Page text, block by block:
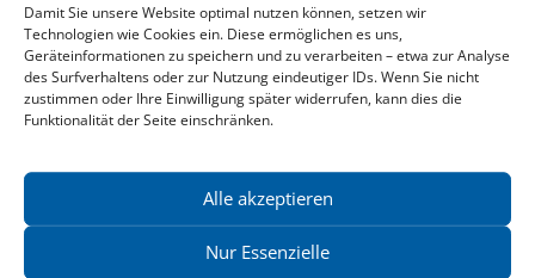
Damit Sie unsere Website optimal nutzen können, setzen wir
Technologien wie Cookies ein. Diese ermöglichen es uns,
Geräteinformationen zu speichern und zu verarbeiten – etwa zur Analyse
des Surfverhaltens oder zur Nutzung eindeutiger IDs. Wenn Sie nicht
zustimmen oder Ihre Einwilligung später widerrufen, kann dies die
Funktionalität der Seite einschränken.
Alle akzeptieren
Nur Essenzielle
Aktuelle Vorschau
Entdecken Sie das aktuelle zu-Klampen!-Verlagsprogramm.
Hier finden Sie die Verlagsvorschau – einfach direkt online
reinlesen oder herunterladen.
Download: Vorschau zu Klampen! Herbst 2026
Mehr aktuelle Vorschauen ansehen
News zu aktuellen Neuheiten und Nachrichten im zu Klampen!
Verlag – jederzeit wieder abbestellbar.